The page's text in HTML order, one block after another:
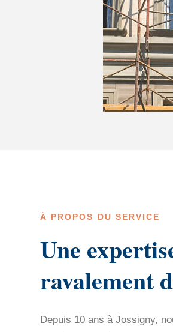
À PROPOS DU SERVICE
Une
ravalement
Depuis 10 ans à Jossigny,